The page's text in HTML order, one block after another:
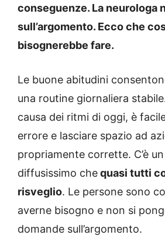
conseguenze. La neurologa
sull’argomento. Ecco che
bisognerebbe fare.
Le buone abitudini
una routine giornaliera
causa dei ritmi di oggi, è
errore e lasciare spazio ad
propriamente corrette. C’è
diffusissimo chequasi tutti
risveglio. Le persone sono
averne bisogno e non si
domande sull’argomento.